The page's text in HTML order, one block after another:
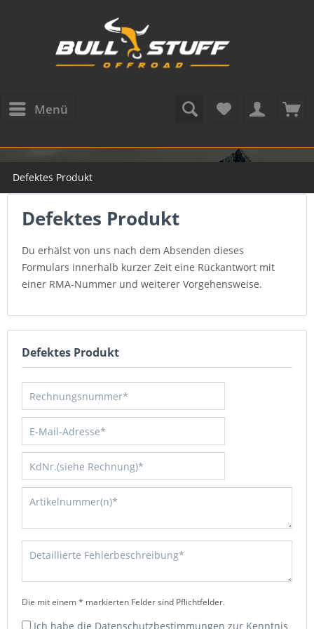
Menü
Defektes Produkt
Defektes Produkt
Du erhälst von uns nach dem Absenden dieses
Formulars innerhalb kurzer Zeit eine Rückantwort mit
einer RMA-Nummer und weiterer Vorgehensweise.
Defektes Produkt
Die mit einem * markierten Felder sind Pflichtfelder.
Ich habe die Datenschutzbestimmungen zur Kenntnis